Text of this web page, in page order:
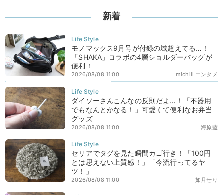
新着
モノマックス9月号が付録の域超えてる…！
「SHAKA」コラボの4層ショルダーバッグが
便利！
michill エンタメ
2026/08/08 11:00
ダイソーさんこんなの反則だよ…！「不器用
でもなんとかなる！」可愛くて便利なお弁当
グッズ
海原藍
2026/08/08 11:00
セリアでタグを見た瞬間カゴ行き！「100円
とは思えない上質感！」「今流行ってるヤ
ツ！」
如月せり
2026/08/08 11:00